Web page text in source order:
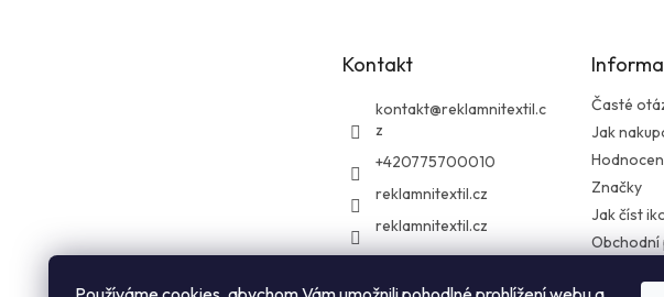
Kontakt
kontakt@reklamnitextil.c
z
+420775700010
reklamnitextil.cz
reklamnitextil.cz
Časté
Jak
Značky
Jak číst
Obchodní
údajů